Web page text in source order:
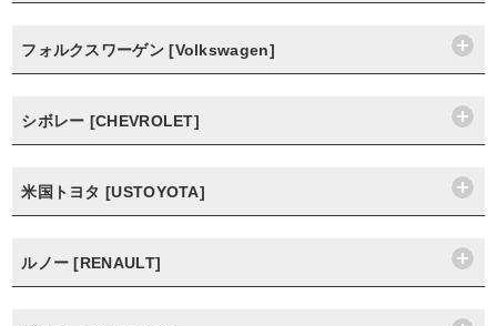
フォルクスワーゲン [Volkswagen]
シボレー [CHEVROLET]
米国トヨタ [USTOYOTA]
ルノー [RENAULT]